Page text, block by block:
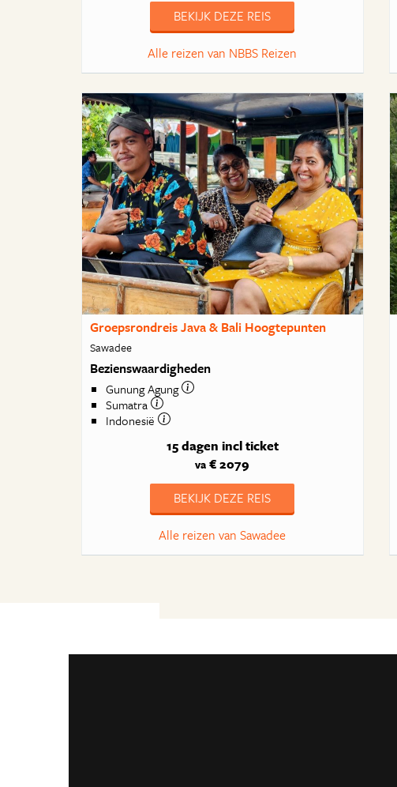
BEKIJK DEZE REIS
Alle reizen van NBBS Reizen
Groepsrondreis Java & Bali Hoogtepunten
Sawadee
Bezienswaardigheden
Gunung Agung
Sumatra
Indonesië
15 dagen incl ticket
va € 2079
BEKIJK DEZE REIS
Alle reizen van Sawadee